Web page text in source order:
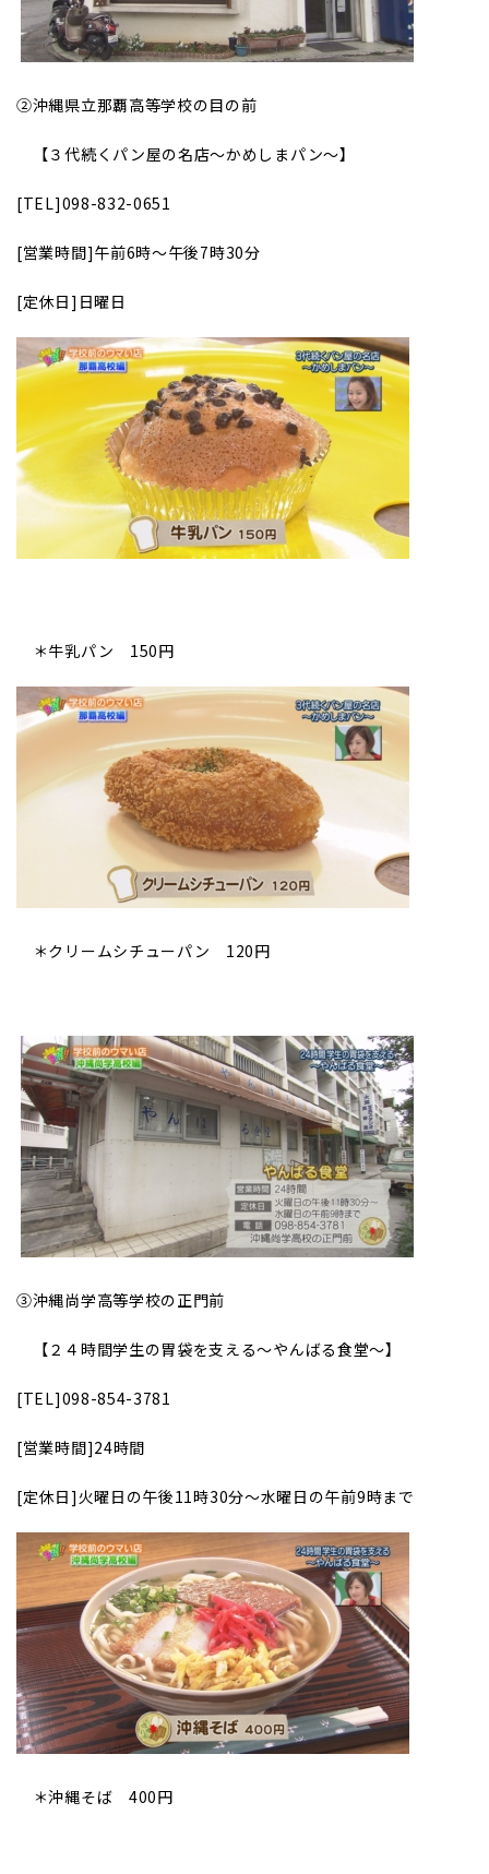
②沖縄県立那覇高等学校の目の前
【３代続くパン屋の名店～かめしまパン～】
[TEL]098-832-0651
[営業時間]午前6時～午後7時30分
[定休日]日曜日
＊牛乳パン 150円
＊クリームシチューパン 120円
③沖縄尚学高等学校の正門前
【２４時間学生の胃袋を支える～やんばる食堂～】
[TEL]098-854-3781
[営業時間]24時間
[定休日]火曜日の午後11時30分～水曜日の午前9時まで
＊沖縄そば 400円